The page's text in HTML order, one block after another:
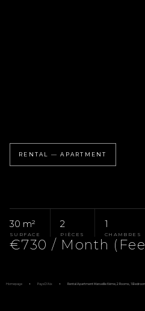
RENTAL — APARTMENT
30 m²
SURFACE
2
PIÈCES
1
CHAMBRES
€730 / Month
Homepage Pays D'Aix Rental Apartment Marseille 6ème, 2 Rooms, 1